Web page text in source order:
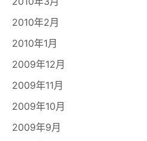
2010年2月
2010年1月
2009年12月
2009年11月
2009年10月
2009年9月